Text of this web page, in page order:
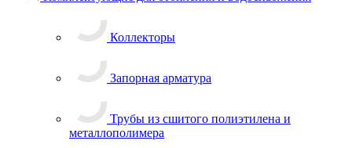
Коллекторы
Запорная арматура
Трубы из сшитого полиэтилена и
металлополимера